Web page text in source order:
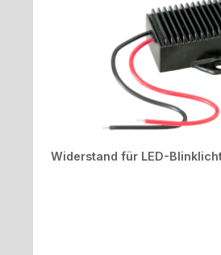
Widerstand für LED-